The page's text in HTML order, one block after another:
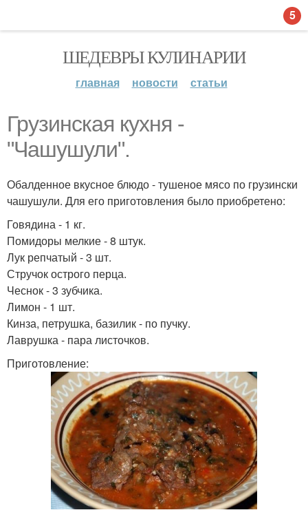
ШЕДЕВРЫ КУЛИНАРИИ
главная новости статьи
Грузинская кухня -
"Чашушули".
Обалденное вкусное блюдо - тушеное мясо по грузински
чашушули. Для его приготовления было приобретено:
Говядина - 1 кг.
Помидоры мелкие - 8 штук.
Лук репчатый - 3 шт.
Стручок острого перца.
Чеснок - 3 зубчика.
Лимон - 1 шт.
Кинза, петрушка, базилик - по пучку.
Лаврушка - пара листочков.
Приготовление:
5